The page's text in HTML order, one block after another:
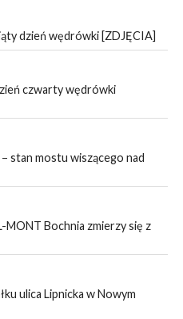
dzień wędrówki [ZDJĘCIA]
czwarty wędrówki
stan mostu wiszącego nad
MONT Bochnia zmierzy się z
ulica Lipnicka w Nowym